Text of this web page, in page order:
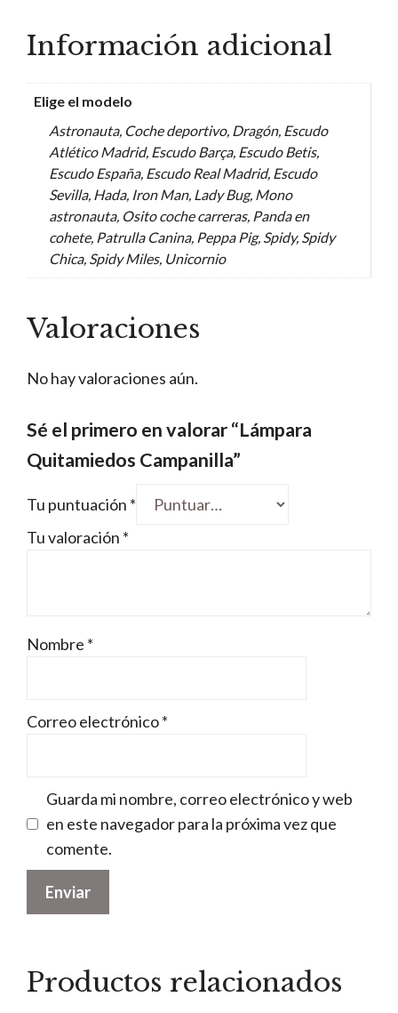
Información adicional
Elige el modelo
Astronauta, Coche deportivo, Dragón, Escudo
Atlético Madrid, Escudo Barça, Escudo Betis,
Escudo España, Escudo Real Madrid, Escudo
Sevilla, Hada, Iron Man, Lady Bug, Mono
astronauta, Osito coche carreras, Panda en
cohete, Patrulla Canina, Peppa Pig, Spidy, Spidy
Chica, Spidy Miles, Unicornio
Valoraciones
No hay valoraciones aún.
Sé el primero en valorar “Lámpara
Quitamiedos Campanilla”
Tu puntuación *
Tu valoración *
Nombre *
Correo electrónico*
Guarda mi nombre, correo electrónico y web
en este navegador para la próxima vez que
comente.
Productos relacionados